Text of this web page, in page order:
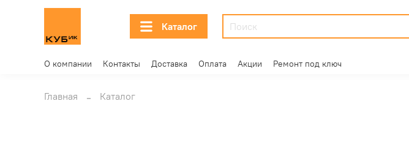
Каталог
О компании Контакты Доставка Оплата Акции Ремонт под ключ
Главная Каталог